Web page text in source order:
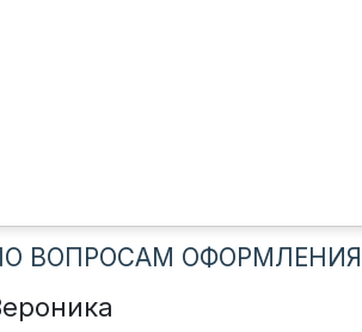
ВОПРОСАМ